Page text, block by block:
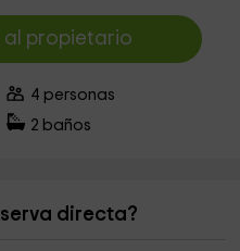
al propietario
4 personas
2 baños
directa?